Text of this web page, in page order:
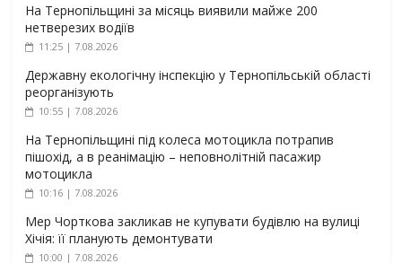
На Тернопільщині за місяць виявили майже 200
нетверезих водіїв
11:25 | 7.08.2026
Державну екологічну інспекцію у Тернопільській області
реорганізують
10:55 | 7.08.2026
На Тернопільщині під колеса мотоцикла потрапив
пішохід, а в реанімацію – неповнолітній пасажир
мотоцикла
10:16 | 7.08.2026
Мер Чорткова закликав не купувати будівлю на вулиці
Хічія: її планують демонтувати
10:00 | 7.08.2026